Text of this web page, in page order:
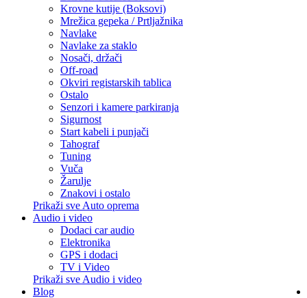
Krovne kutije (Boksovi)
Mrežica gepeka / Prtljažnika
Navlake
Navlake za staklo
Nosači, držači
Off-road
Okviri registarskih tablica
Ostalo
Senzori i kamere parkiranja
Sigurnost
Start kabeli i punjači
Tahograf
Tuning
Vuča
Žarulje
Znakovi i ostalo
Prikaži sve Auto oprema
Audio i video
Dodaci car audio
Elektronika
GPS i dodaci
TV i Video
Prikaži sve Audio i video
Blog